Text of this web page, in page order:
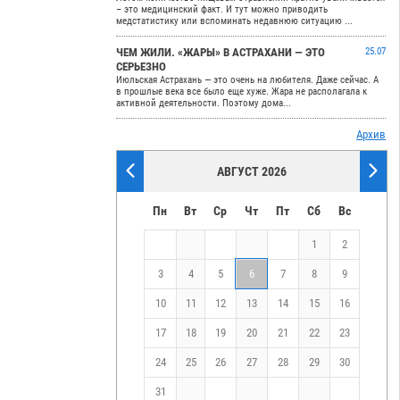
– это медицинский факт. И тут можно приводить
медстатистику или вспоминать недавнюю ситуацию ...
ЧЕМ ЖИЛИ. «ЖАРЫ» В АСТРАХАНИ — ЭТО
СЕРЬЕЗНО
25.07
Июльская Астрахань — это очень на любителя. Даже сейчас. А
в прошлые века все было еще хуже. Жара не располагала к
активной деятельности. Поэтому дома...
Архив
АВГУСТ 2026
Пн Вт Ср Чт Пт Сб Вс
1 2
3 4 5 6 7 8 9
10 11 12 13 14 15 16
17 18 19 20 21 22 23
24 25 26 27 28 29 30
31